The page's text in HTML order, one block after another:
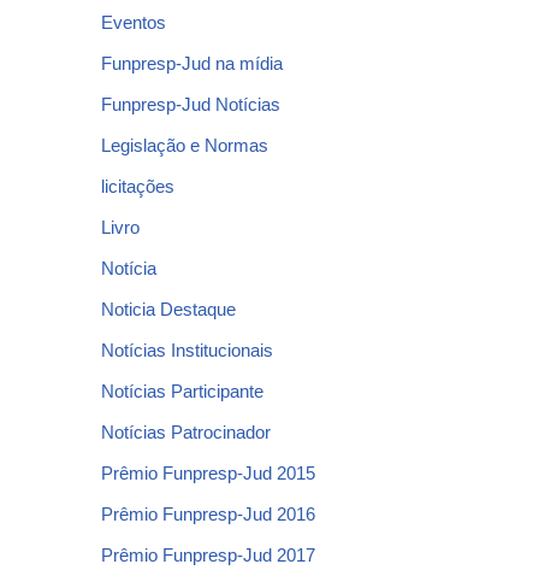
Eventos
Funpresp-Jud na mídia
Funpresp-Jud Notícias
Legislação e Normas
licitações
Livro
Notícia
Noticia Destaque
Notícias Institucionais
Notícias Participante
Notícias Patrocinador
Prêmio Funpresp-Jud 2015
Prêmio Funpresp-Jud 2016
Prêmio Funpresp-Jud 2017